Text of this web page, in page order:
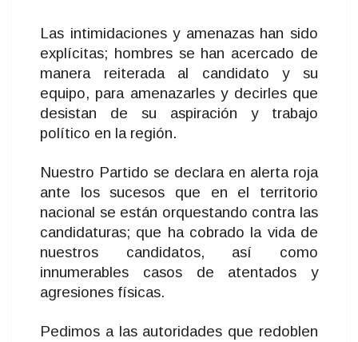
Las intimidaciones y amenazas han sido
explícitas; hombres se han acercado de
manera reiterada al candidato y su
equipo, para amenazarles y decirles que
desistan de su aspiración y trabajo
político en la región.
Nuestro Partido se declara en alerta roja
ante los sucesos que en el territorio
nacional se están orquestando contra las
candidaturas; que ha cobrado la vida de
nuestros candidatos, así como
innumerables casos de atentados y
agresiones físicas.
Pedimos a las autoridades que redoblen